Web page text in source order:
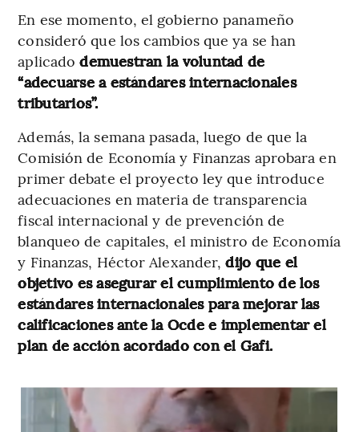
En ese momento, el gobierno panameño
consideró que los cambios que ya se han
aplicadodemuestran la voluntad de
“adecuarse a estándares internacionales
tributarios”.
Además, la semana pasada, luego de que la
Comisión de Economía y Finanzas aprobara en
primer debate el proyecto ley que introduce
adecuaciones en materia de transparencia
fiscal internacional y de prevención de
blanqueo de capitales, el ministro de Economía
y Finanzas, Héctor Alexander,dijo que el
objetivo es asegurar el cumplimiento de los
estándares internacionales para mejorar las
calificaciones ante la Ocde e implementar el
plan de acción acordado con el Gafi.